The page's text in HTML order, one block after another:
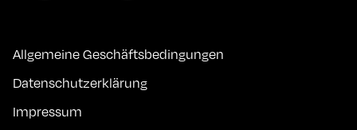
Allgemeine Geschäftsbedingungen
Datenschutzerklärung
Impressum